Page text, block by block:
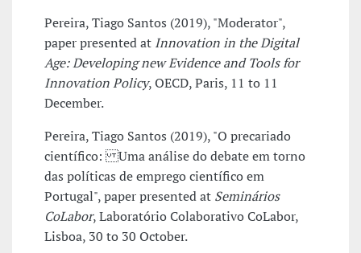
Pereira, Tiago Santos (2019), "Moderator",
paper presented at Innovation in the Digital
Age: Developing new Evidence and Tools for
Innovation Policy, OECD, Paris, 11 to 11
December.
Pereira, Tiago Santos (2019), "O precariado
científico: Uma análise do debate em torno
das políticas de emprego científico em
Portugal", paper presented at Seminários
CoLabor, Laboratório Colaborativo CoLabor,
Lisboa, 30 to 30 October.